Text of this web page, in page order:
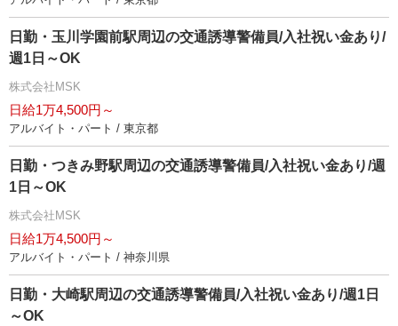
日勤・玉川学園前駅周辺の交通誘導警備員/入社祝い金あり/
週1日～OK
株式会社MSK
日給1万4,500円～
アルバイト・パート / 東京都
日勤・つきみ野駅周辺の交通誘導警備員/入社祝い金あり/週
1日～OK
株式会社MSK
日給1万4,500円～
アルバイト・パート / 神奈川県
日勤・大崎駅周辺の交通誘導警備員/入社祝い金あり/週1日
～OK